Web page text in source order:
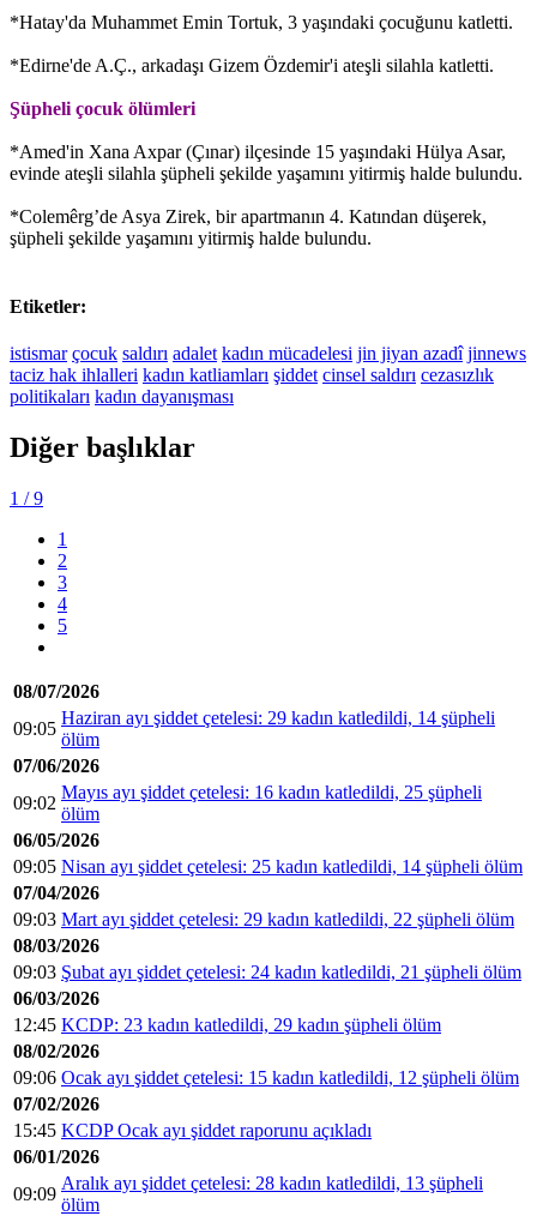
*Hatay'da Muhammet Emin Tortuk, 3 yaşındaki çocuğunu katletti.
*Edirne'de A.Ç., arkadaşı Gizem Özdemir'i ateşli silahla katletti.
Şüpheli çocuk ölümleri
*Amed'in Xana Axpar (Çınar) ilçesinde 15 yaşındaki Hülya Asar,
evinde ateşli silahla şüpheli şekilde yaşamını yitirmiş halde bulundu.
*Colemêrg’de Asya Zirek, bir apartmanın 4. Katından düşerek,
şüpheli şekilde yaşamını yitirmiş halde bulundu.
Etiketler:
istismar çocuk saldırı adalet kadın mücadelesi jin jiyan azadî jinnews
taciz hak ihlalleri kadın katliamları şiddet cinsel saldırı cezasızlık
politikaları kadın dayanışması
Diğer başlıklar
1 / 9
1
2
3
4
5
08/07/2026
09:05
Haziran ayı şiddet çetelesi: 29 kadın katledildi, 14 şüpheli
ölüm
07/06/2026
09:02
Mayıs ayı şiddet çetelesi: 16 kadın katledildi, 25 şüpheli
ölüm
06/05/2026
09:05 Nisan ayı şiddet çetelesi: 25 kadın katledildi, 14 şüpheli ölüm
07/04/2026
09:03 Mart ayı şiddet çetelesi: 29 kadın katledildi, 22 şüpheli ölüm
08/03/2026
09:03 Şubat ayı şiddet çetelesi: 24 kadın katledildi, 21 şüpheli ölüm
06/03/2026
12:45 KCDP: 23 kadın katledildi, 29 kadın şüpheli ölüm
08/02/2026
09:06 Ocak ayı şiddet çetelesi: 15 kadın katledildi, 12 şüpheli ölüm
07/02/2026
15:45 KCDP Ocak ayı şiddet raporunu açıkladı
06/01/2026
09:09
Aralık ayı şiddet çetelesi: 28 kadın katledildi, 13 şüpheli
ölüm